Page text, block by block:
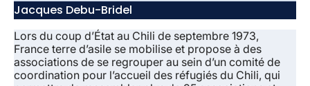
Jacques Debu-Bridel
Lors du coup d’État au Chili de septembre 1973,
France terre d’asile se mobilise et propose à des
associations de se regrouper au sein d’un comité de
coordination pour l’accueil des réfugiés du Chili, qui